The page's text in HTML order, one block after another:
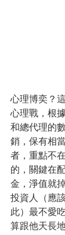
心理博奕？
心理戰，根
和總代理的
銷，保有相
者，重點不
的，關鍵在
金，淨值就
投資人（應
此）最不愛
算跟他天長